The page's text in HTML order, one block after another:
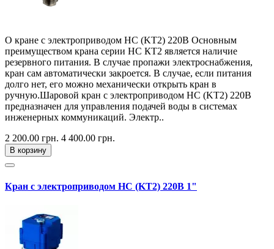
О кране с электроприводом HC (KT2) 220В Основным
преимуществом крана серии НС КТ2 является наличие
резервного питания. В случае пропажи электроснабжения,
кран сам автоматически закроется. В случае, если питания
долго нет, его можно механически открыть кран в
ручную.Шаровой кран с электроприводом HC (KT2) 220В
предназначен для управления подачей воды в системах
инженерных коммуникаций. Электр..
2 200.00 грн. 4 400.00 грн.
В корзину
Кран с электроприводом HC (KT2) 220В 1"